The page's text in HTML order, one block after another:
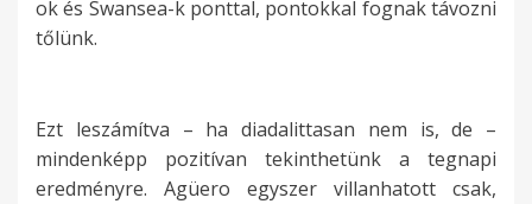
ok és Swansea-k ponttal, pontokkal fognak távozni
tőlünk.
Ezt leszámítva – ha diadalittasan nem is, de –
mindenképp pozitívan tekinthetünk a tegnapi
eredményre. Agüero egyszer villanhatott csak,